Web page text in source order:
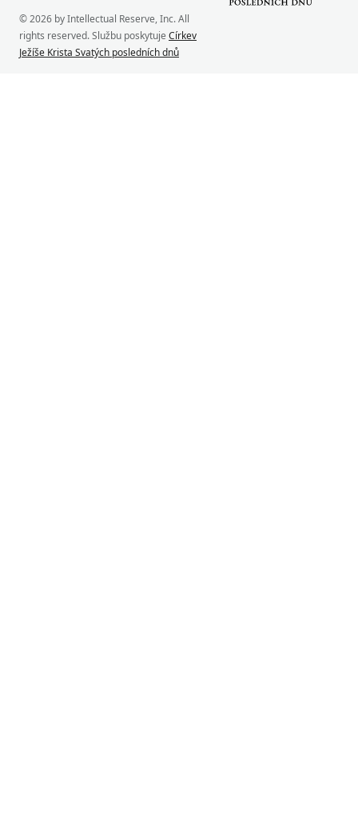
© 2026 by Intellectual Reserve, Inc. All
rights reserved. Službu poskytuje Církev
Ježíše Krista Svatých posledních dnů